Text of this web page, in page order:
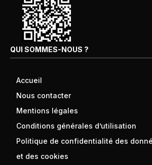
QUI SOMMES-NOUS ?
Accueil
Nous contacter
Mentions légales
Conditions générales d’utilisation
Politique de confidentialité des
et des cookies